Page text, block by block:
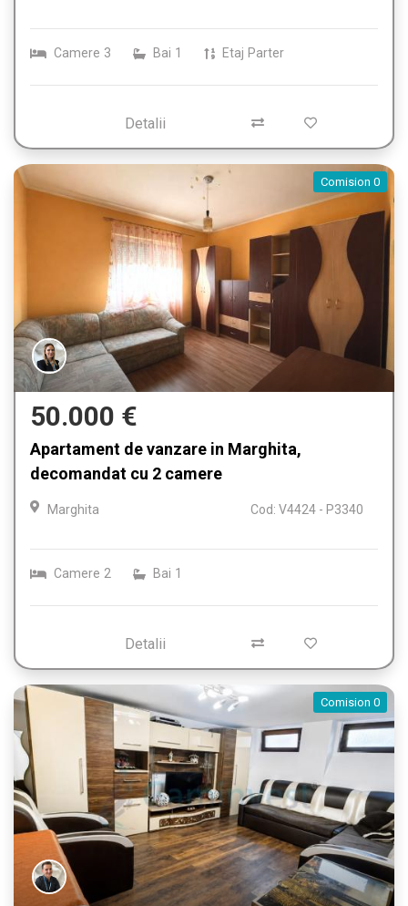
Camere 3 Bai 1 Etaj Parter
Detalii
Comision 0
50.000 €
Apartament de vanzare in Marghita,
decomandat cu 2 camere
Marghita Cod: V4424 - P3340
Camere 2 Bai 1
Detalii
Comision 0